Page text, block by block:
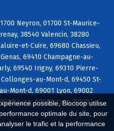
possible, Biocoop utilise
optimale du site, pour
le trafic et la performance
Neyron, 01700 St-Maurice-
38540 Valencin, 38280
et-Cuire, 69680 Chassieu,
69410 Champagne-au-
69540 Irigny, 69310 Pierre-
au-Mont-d, 69450 St-
Mont-d, 69001 Lyon, 69002
Lyon, 69006 Lyon, 69007